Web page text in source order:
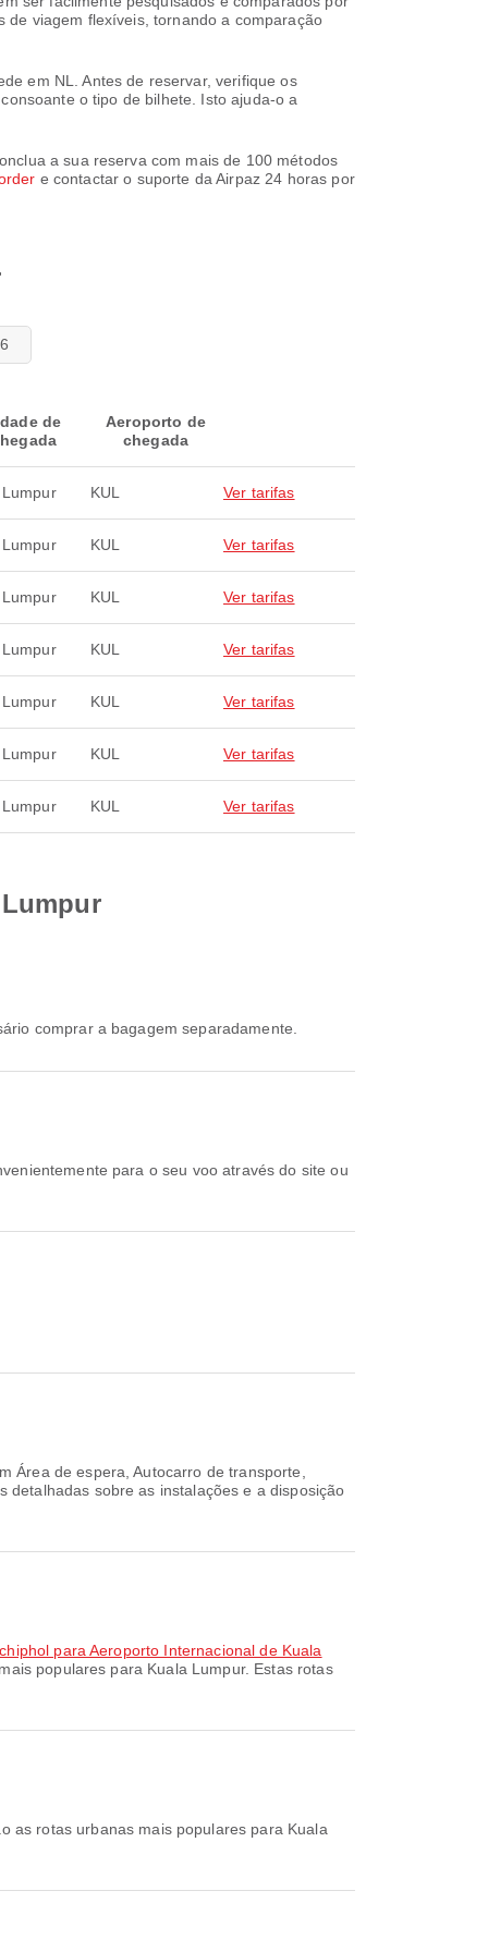
de viagem flexíveis, tornando a comparação
em NL. Antes de reservar, verifique os
o tipo de bilhete. Isto ajuda-o a
a sua reserva com mais de 100 métodos
e contactar o suporte da Airpaz 24 horas por
de
Aeroporto de
chegada
KUL Ver tarifas
KUL Ver tarifas
KUL Ver tarifas
KUL Ver tarifas
KUL Ver tarifas
KUL Ver tarifas
KUL Ver tarifas
comprar a bagagem separadamente.
Área de espera, Autocarro de transporte,
detalhadas sobre as instalações e a disposição
para Aeroporto Internacional de Kuala
populares para Kuala Lumpur. Estas rotas
as rotas urbanas mais populares para Kuala